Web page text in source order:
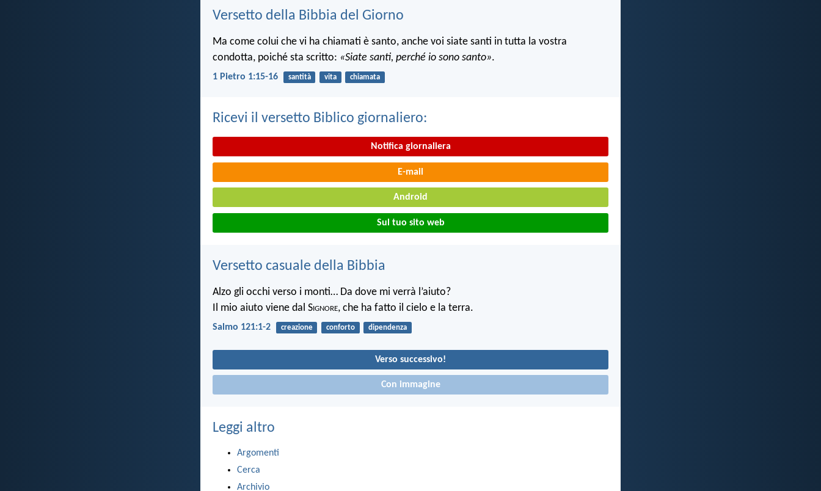
Versetto della Bibbia del Giorno
Ma come colui che vi ha chiamati è santo, anche voi siate santi in tutta la vostra
condotta, poiché sta scritto: «Siate santi, perché io sono santo».
1 Pietro 1:15-16 santità vita chiamata
Ricevi il versetto Biblico giornaliero:
Notifica giornaliera
E-mail
Android
Sul tuo sito web
Versetto casuale della Bibbia
Alzo gli occhi verso i monti… Da dove mi verrà l’aiuto?
Il mio aiuto viene dal Signore, che ha fatto il cielo e la terra.
Salmo 121:1-2 creazione conforto dipendenza
Verso successivo!
Con immagine
Leggi altro
Argomenti
Cerca
Archivio